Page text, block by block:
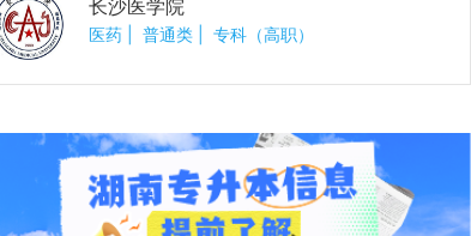
长沙医学院
医药 普通类 专科（高职）